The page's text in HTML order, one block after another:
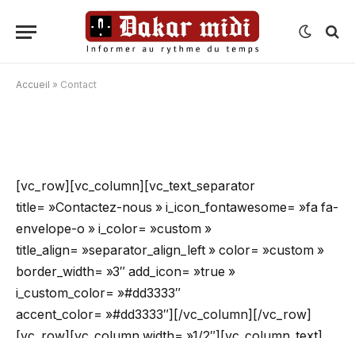
Accueil » Contact
[vc_row][vc_column][vc_text_separator
title= »Contactez-nous » i_icon_fontawesome= »fa fa-
envelope-o » i_color= »custom »
title_align= »separator_align_left » color= »custom »
border_width= »3″ add_icon= »true »
i_custom_color= »#dd3333″
accent_color= »#dd3333″][/vc_column][/vc_row]